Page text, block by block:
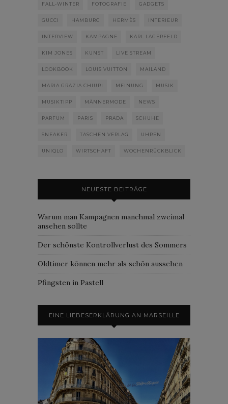
FALL-WINTER FOTOGRAFIE GADGETS
GUCCI HAMBURG HERMÈS INTERIEUR
INTERVIEW KAMPAGNE KARL LAGERFELD
KIM JONES KUNST LIVE STREAM
LOOKBOOK LOUIS VUITTON MAILAND
MARIA GRAZIA CHIURI MEINUNG MUSIK
MUSIKTIPP MÄNNERMODE NEWS
PARFUM PARIS PRADA SCHUHE
SNEAKER TASCHEN VERLAG UHREN
UNIQLO WIRTSCHAFT WOCHENRÜCKBLICK
NEUESTE BEITRÄGE
Warum man Kampagnen manchmal zweimal
ansehen sollte
Der schönste Kontrollverlust des Sommers
Oldtimer können mehr als schön aussehen
Pfingsten in Pastell
EINE LIEBESERKLÄRUNG AN MARSEILLE